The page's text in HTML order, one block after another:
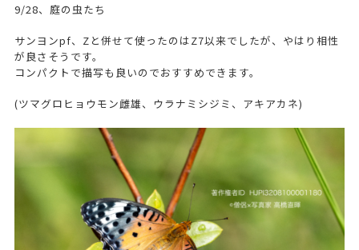
9/28、庭の虫たち
サンヨンpf、Zと併せて使ったのはZ7以来でしたが、やはり相性
が良さそうです。
コンパクトで描写も良いのでおすすめできます。
(ツマグロヒョウモン雌雄、ウラナミシジミ、アキアカネ)